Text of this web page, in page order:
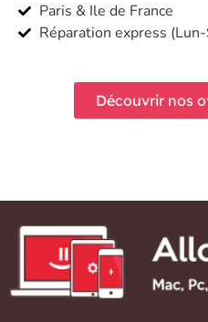
Paris & Ile de France
Réparation express
Découvrir nos